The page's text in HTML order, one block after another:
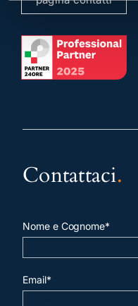
Contattaci.
Nome e Cognome*
Email*